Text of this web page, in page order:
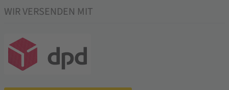
WIR VERSENDEN MIT